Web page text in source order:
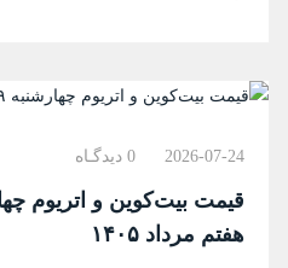
2026-07-24 0 دیدگـاه
هفتم مرداد ۱۴۰۵